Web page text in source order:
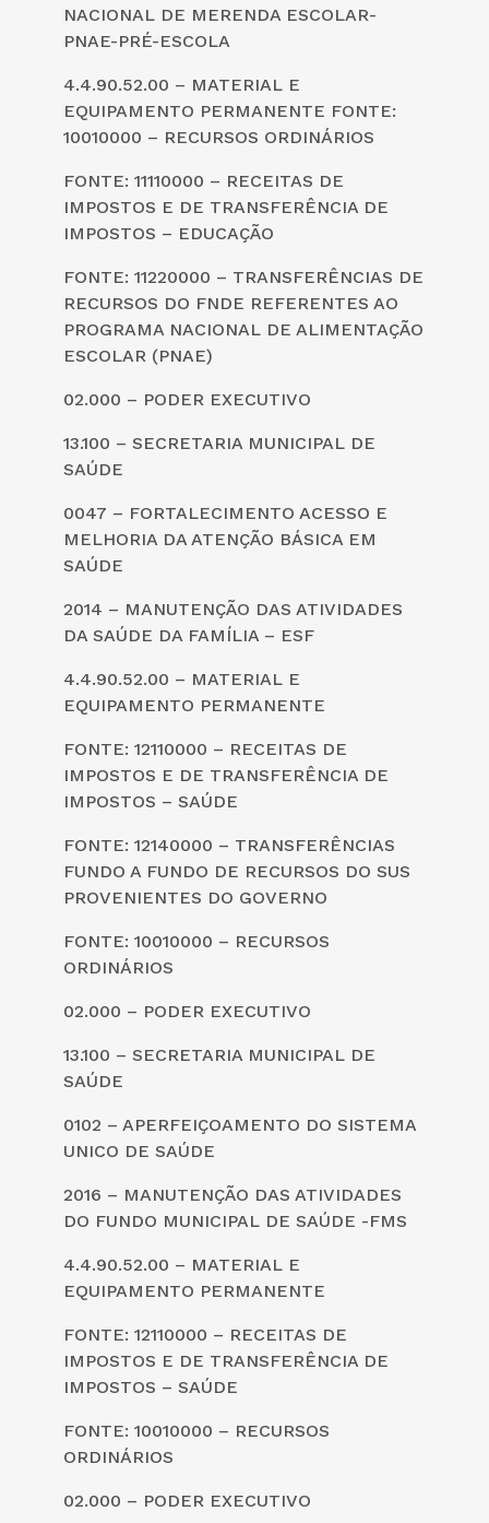
NACIONAL DE MERENDA ESCOLAR-
PNAE-PRÉ-ESCOLA
4.4.90.52.00 – MATERIAL E
EQUIPAMENTO PERMANENTE FONTE:
10010000 – RECURSOS ORDINÁRIOS
FONTE: 11110000 – RECEITAS DE
IMPOSTOS E DE TRANSFERÊNCIA DE
IMPOSTOS – EDUCAÇÃO
FONTE: 11220000 – TRANSFERÊNCIAS DE
RECURSOS DO FNDE REFERENTES AO
PROGRAMA NACIONAL DE ALIMENTAÇÃO
ESCOLAR (PNAE)
02.000 – PODER EXECUTIVO
13.100 – SECRETARIA MUNICIPAL DE
SAÚDE
0047 – FORTALECIMENTO ACESSO E
MELHORIA DA ATENÇÃO BÁSICA EM
SAÚDE
2014 – MANUTENÇÃO DAS ATIVIDADES
DA SAÚDE DA FAMÍLIA – ESF
4.4.90.52.00 – MATERIAL E
EQUIPAMENTO PERMANENTE
FONTE: 12110000 – RECEITAS DE
IMPOSTOS E DE TRANSFERÊNCIA DE
IMPOSTOS – SAÚDE
FONTE: 12140000 – TRANSFERÊNCIAS
FUNDO A FUNDO DE RECURSOS DO SUS
PROVENIENTES DO GOVERNO
FONTE: 10010000 – RECURSOS
ORDINÁRIOS
02.000 – PODER EXECUTIVO
13.100 – SECRETARIA MUNICIPAL DE
SAÚDE
0102 – APERFEIÇOAMENTO DO SISTEMA
UNICO DE SAÚDE
2016 – MANUTENÇÃO DAS ATIVIDADES
DO FUNDO MUNICIPAL DE SAÚDE -FMS
4.4.90.52.00 – MATERIAL E
EQUIPAMENTO PERMANENTE
FONTE: 12110000 – RECEITAS DE
IMPOSTOS E DE TRANSFERÊNCIA DE
IMPOSTOS – SAÚDE
FONTE: 10010000 – RECURSOS
ORDINÁRIOS
02.000 – PODER EXECUTIVO